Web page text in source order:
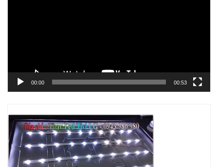
00:00 00:53